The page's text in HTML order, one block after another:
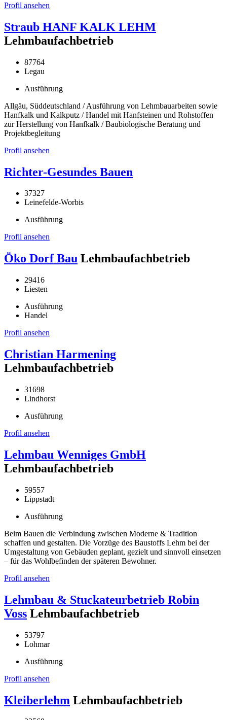
Profil ansehen
Straub HANF KALK LEHM
Lehmbaufachbetrieb
87764
Legau
Ausführung
Allgäu, Süddeutschland / Ausführung von Lehmbauarbeiten sowie
Hanfkalk und Kalkputz / Handel mit Hanfsteinen und Rohstoffen
zur Herstellung von Hanfkalk / Baubiologische Beratung und
Projektbegleitung
Profil ansehen
Richter-Gesundes Bauen
37327
Leinefelde-Worbis
Ausführung
Profil ansehen
Öko Dorf Bau Lehmbaufachbetrieb
29416
Liesten
Ausführung
Handel
Profil ansehen
Christian Harmening
Lehmbaufachbetrieb
31698
Lindhorst
Ausführung
Profil ansehen
Lehmbau Wenniges GmbH
Lehmbaufachbetrieb
59557
Lippstadt
Ausführung
Beim Bauen die Verbindung zwischen Moderne & Tradition
schaffen und gestalten. Die Vorzüge des Baustoffs Lehm bei der
Umgestaltung von Gebäuden geplant, gezielt und sinnvoll einsetzen
– für das Wohlbefinden der späteren Bewohner.
Profil ansehen
Lehmbau & Stuckateurbetrieb Robin
Voss Lehmbaufachbetrieb
53797
Lohmar
Ausführung
Profil ansehen
Kleiberlehm Lehmbaufachbetrieb